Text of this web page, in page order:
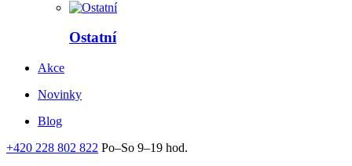
Ostatní
Akce
Novinky
Blog
+420 228 802 822 Po–So 9–19 hod.